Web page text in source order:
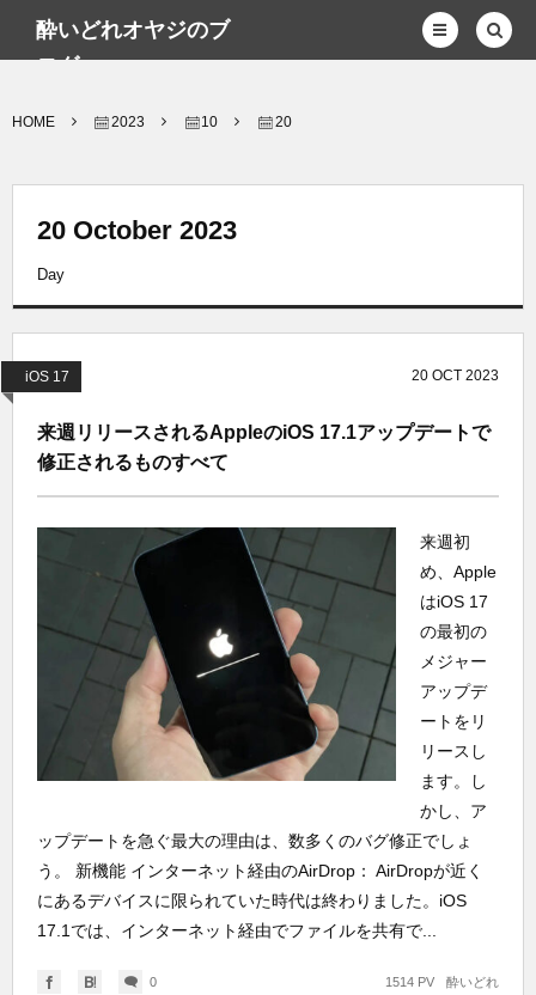
酔いどれオヤジのブ
ログwp
HOME 2023 10 20
20 October 2023
Day
iOS 17 20 OCT 2023
来週リリースされるAppleのiOS 17.1アップデートで
修正されるものすべて
来週初
め、Apple
はiOS 17
の最初の
メジャー
アップデ
ートをリ
リースし
ます。し
かし、ア
ップデートを急ぐ最大の理由は、数多くのバグ修正でしょ
う。 新機能 インターネット経由のAirDrop： AirDropが近く
にあるデバイスに限られていた時代は終わりました。iOS
17.1では、インターネット経由でファイルを共有で...
0 酔いどれ
1514 PV